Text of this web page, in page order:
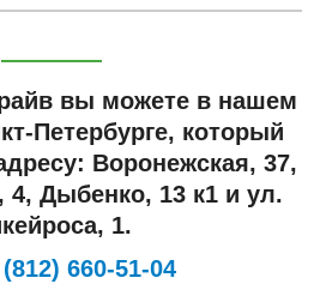
вы можете в нашем
Петербурге, который
Воронежская, 37,
4, Дыбенко, 13 к1 и ул.
1.
660-51-04